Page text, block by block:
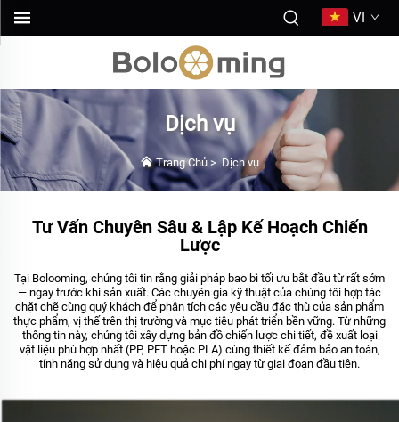
VI
Dịch vụ
Trang Chủ >Dịch vụ
Tư Vấn Chuyên Sâu & Lập Kế Hoạch Chiến
Lược
Tại Bolooming, chúng tôi tin rằng giải pháp bao bì tối ưu bắt đầu từ rất sớm
— ngay trước khi sản xuất. Các chuyên gia kỹ thuật của chúng tôi hợp tác
chặt chẽ cùng quý khách để phân tích các yêu cầu đặc thù của sản phẩm
thực phẩm, vị thế trên thị trường và mục tiêu phát triển bền vững. Từ những
thông tin này, chúng tôi xây dựng bản đồ chiến lược chi tiết, đề xuất loại
vật liệu phù hợp nhất (PP, PET hoặc PLA) cùng thiết kế đảm bảo an toàn,
tính năng sử dụng và hiệu quả chi phí ngay từ giai đoạn đầu tiên.